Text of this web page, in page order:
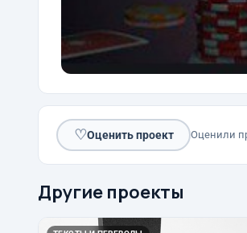
♡Оценить проект Оценили
Другие проекты